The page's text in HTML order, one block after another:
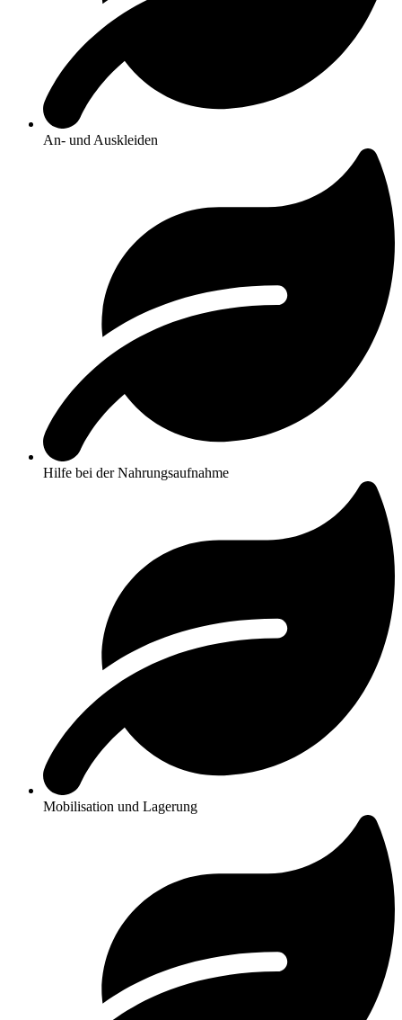
An- und Auskleiden
Hilfe bei der Nahrungsaufnahme
Mobilisation und Lagerung